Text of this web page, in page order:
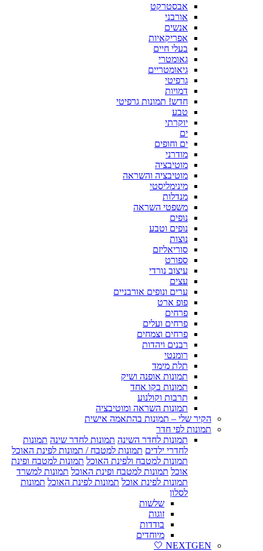
אבסטרקט
אורבני
אנשים
אפריקאיות
בעלי חיים
גאומטרי
גיאומטריים
גרפיטי
דמויות
חדש! תמונות גרפיטי
טבע
יוקרתי
ים
ים וחופים
מודרני
מוטיבציה
מוטיבציה והשראה
מינימליסטי
מנדלות
משפטי השראה
נופים
נופים וטבע
נוצות
סוריאליזם
ספורט
עיצוב נורדי
עצים
ערים ונופים אורבניים
פופ ארט
פרחים
פרחים ועלים
פרחים וצמחים
רבנים ויהדות
רומנטי
תלת מימד
תמונות אופנה ושיק
תמונות בקו אחד
תרבות וקולנוע
תמונות השראה ומוטיבציה
הקיר שלי – תמונות בהתאמה אישית
תמונות לפי חדר
תמונות לחדר השינה תמונות לחדר שינה תמונות
לחדרי ילדים תמונות למטבח / תמונות לפינת האוכל
תמונות למטבח ולפינת האוכל תמונות למטבח ופינת
אוכל תמונות למטבח ופינת האוכל תמונות למשרד
תמונות לפינת אוכל תמונות לפינת האוכל תמונות
לסלון
שלשות
זוגות
בודדות
מיוחדים
NEXTGEN 🤍